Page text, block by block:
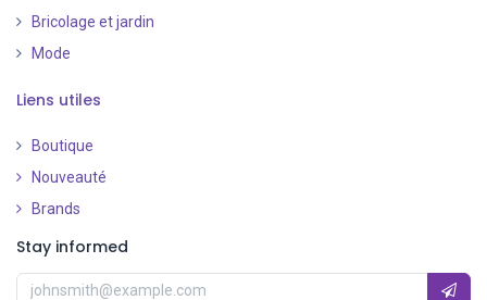
Bricolage et jardin
Mode
Liens utiles
Boutique
Nouveauté
Brands
Stay informed